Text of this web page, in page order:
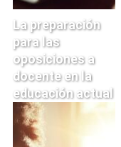
La preparación
para las
oposiciones a
docente en la
educación actual